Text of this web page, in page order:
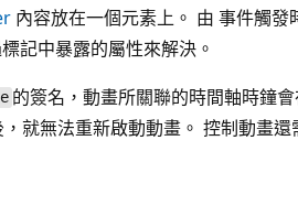
內容放在一個元素上。 由 事件觸發
記中暴露的屬性來解決。
的簽名，動畫所關聯的時間軸時鐘
就無法重新啟動動畫。 控制動畫還